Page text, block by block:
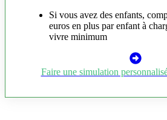
Si vous avez des enfants,
euros en plus par enfant à
vivre minimum
Faire une simulation